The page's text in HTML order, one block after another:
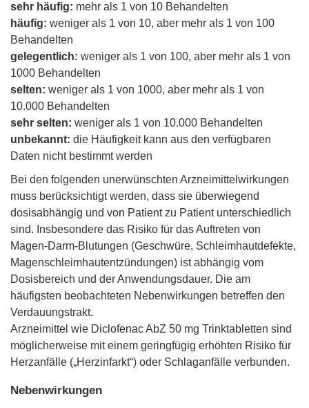
sehr häufig: mehr als 1 von 10 Behandelten
häufig: weniger als 1 von 10, aber mehr als 1 von 100
Behandelten
gelegentlich: weniger als 1 von 100, aber mehr als 1 von
1000 Behandelten
selten: weniger als 1 von 1000, aber mehr als 1 von
10.000 Behandelten
sehr selten: weniger als 1 von 10.000 Behandelten
unbekannt: die Häufigkeit kann aus den verfügbaren
Daten nicht bestimmt werden
Bei den folgenden unerwünschten Arzneimittelwirkungen
muss berücksichtigt werden, dass sie überwiegend
dosisabhängig und von Patient zu Patient unterschiedlich
sind. Insbesondere das Risiko für das Auftreten von
Magen-Darm-Blutungen (Geschwüre, Schleimhautdefekte,
Magenschleimhautentzündungen) ist abhängig vom
Dosisbereich und der Anwendungsdauer. Die am
häufigsten beobachteten Nebenwirkungen betreffen den
Verdauungstrakt.
Arzneimittel wie Diclofenac AbZ 50 mg Trinktabletten sind
möglicherweise mit einem geringfügig erhöhten Risiko für
Herzanfälle („Herzinfarkt“) oder Schlaganfälle verbunden.
Nebenwirkungen